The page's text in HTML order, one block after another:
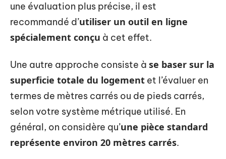
une évaluation plus précise, il est
recommandé d’utiliser un outil en ligne
spécialement conçu à cet effet.
Une autre approche consiste à se baser sur la
superficie totale du logement et l’évaluer en
termes de mètres carrés ou de pieds carrés,
selon votre système métrique utilisé. En
général, on considère qu’une pièce standard
représente environ 20 mètres carrés.